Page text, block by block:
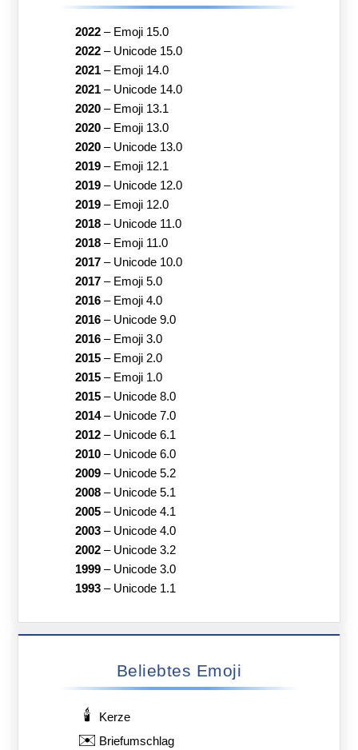
2022– Emoji 15.0
2022– Unicode 15.0
2021– Emoji 14.0
2021– Unicode 14.0
2020– Emoji 13.1
2020– Emoji 13.0
2020– Unicode 13.0
2019– Emoji 12.1
2019– Unicode 12.0
2019– Emoji 12.0
2018– Unicode 11.0
2018– Emoji 11.0
2017– Unicode 10.0
2017– Emoji 5.0
2016– Emoji 4.0
2016– Unicode 9.0
2016– Emoji 3.0
2015– Emoji 2.0
2015– Emoji 1.0
2015– Unicode 8.0
2014– Unicode 7.0
2012– Unicode 6.1
2010– Unicode 6.0
2009– Unicode 5.2
2008– Unicode 5.1
2005– Unicode 4.1
2003– Unicode 4.0
2002– Unicode 3.2
1999– Unicode 3.0
1993– Unicode 1.1
Beliebtes Emoji
🕯️ Kerze
✉️ Briefumschlag